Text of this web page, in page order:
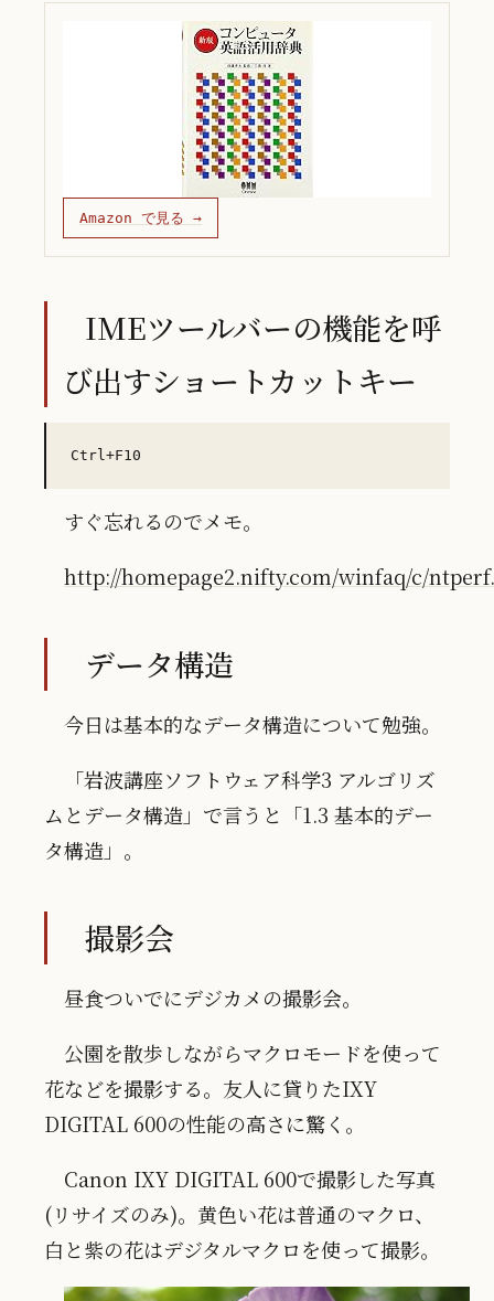
Amazon で見る →
IMEツールバーの機能を呼
び出すショートカットキー
すぐ忘れるのでメモ。
http://homepage2.nifty.com/winfaq/c/
データ構造
今日は基本的なデータ構造について勉強。
「岩波講座ソフトウェア科学3 アルゴリズ
ムとデータ構造」で言うと「1.3 基本的デー
タ構造」。
撮影会
昼食ついでにデジカメの撮影会。
公園を散歩しながらマクロモードを使って
花などを撮影する。友人に貸りたIXY
DIGITAL 600の性能の高さに驚く。
Canon IXY DIGITAL 600で撮影した写真
(リサイズのみ)。黄色い花は普通のマクロ、
白と紫の花はデジタルマクロを使って撮影。